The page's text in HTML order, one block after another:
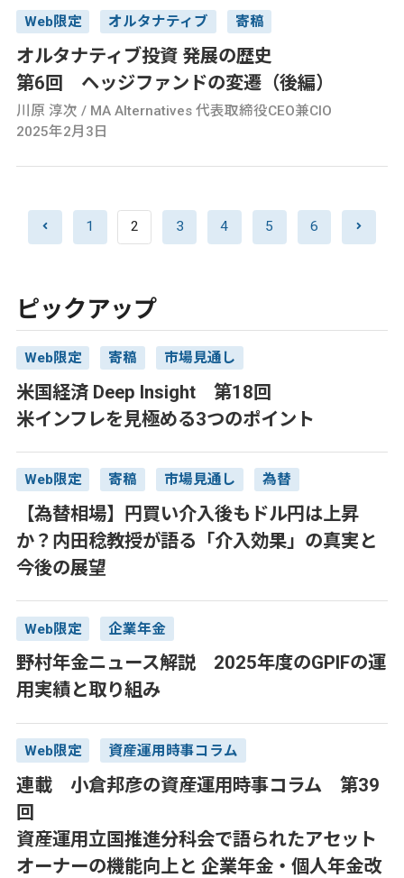
Web限定 オルタナティブ 寄稿
オルタナティブ投資 発展の歴史
第6回 ヘッジファンドの変遷（後編）
川原 淳次 / MA Alternatives 代表取締役CEO兼CIO
2025年2月3日
1 2 3 4 5 6
ピックアップ
Web限定 寄稿 市場見通し
米国経済 Deep Insight 第18回
米インフレを見極める3つのポイント
Web限定 寄稿 市場見通し 為替
【為替相場】円買い介入後もドル円は上昇
か？内田稔教授が語る「介入効果」の真実と
今後の展望
Web限定 企業年金
野村年金ニュース解説 2025年度のGPIFの運
用実績と取り組み
Web限定 資産運用時事コラム
連載 小倉邦彦の資産運用時事コラム 第39
回
資産運用立国推進分科会で語られたアセット
オーナーの機能向上と 企業年金・個人年金改